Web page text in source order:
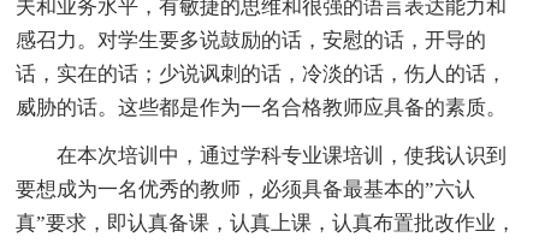
夫和业务水平，有敏捷的思维和很强的语言表达能力和
感召力。对学生要多说鼓励的话，安慰的话，开导的
话，实在的话；少说讽刺的话，冷淡的话，伤人的话，
威胁的话。这些都是作为一名合格教师应具备的素质。
在本次培训中，通过学科专业课培训，使我认识到
要想成为一名优秀的教师，必须具备最基本的”六认
真”要求，即认真备课，认真上课，认真布置批改作业，